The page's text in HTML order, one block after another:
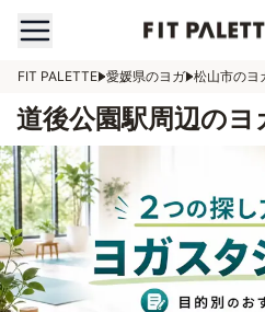
FIT PALETTE 愛媛県のヨガ 松山市のヨ
道後公園駅周辺の